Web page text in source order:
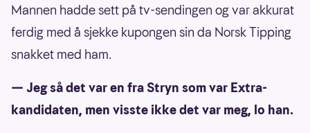
Mannen hadde sett på tv-sendingen og var akkurat
ferdig med å sjekke kupongen sin da Norsk Tipping
snakket med ham.
— Jeg så det var en fra Stryn som var Extra-
kandidaten, men visste ikke det var meg, lo han.